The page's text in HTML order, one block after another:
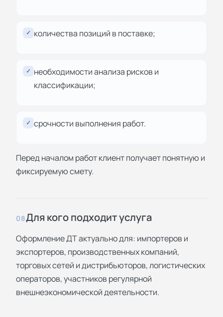
✓ количества позиций в поставке;
✓ необходимости анализа рисков и
классификации;
✓ срочности выполнения работ.
Перед началом работ клиент получает понятную и
фиксируемую смету.
08Для кого подходит услуга
Оформление ДТ актуально для: импортеров и
экспортеров, производственных компаний,
торговых сетей и дистрибьюторов, логистических
операторов, участников регулярной
внешнеэкономической деятельности.